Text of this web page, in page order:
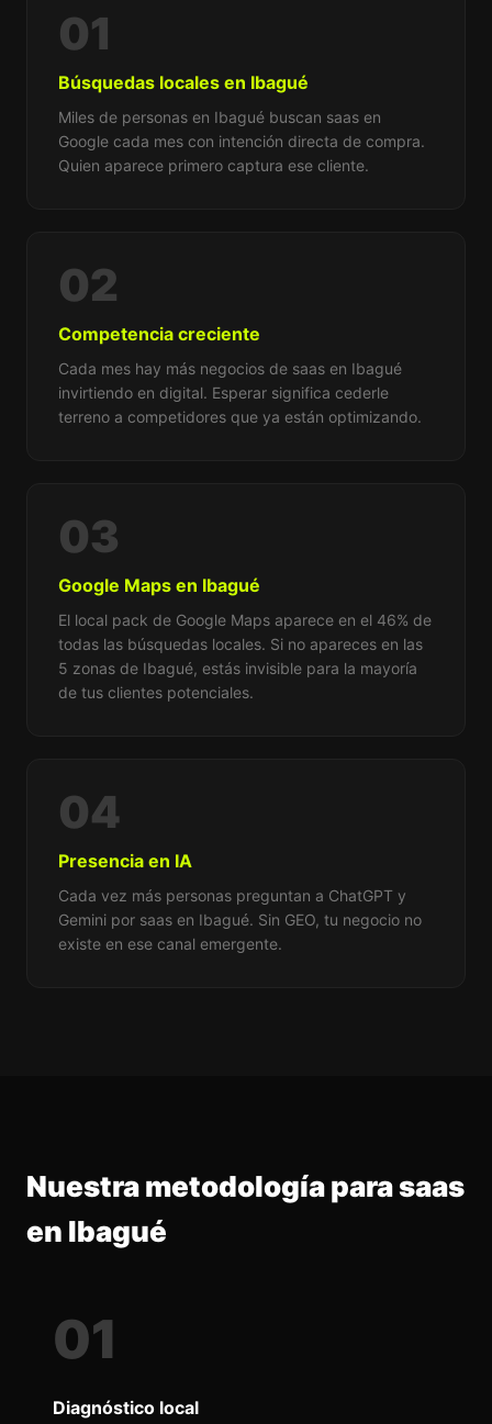
01
Búsquedas locales en Ibagué
Miles de personas en Ibagué buscan saas en
Google cada mes con intención directa de compra.
Quien aparece primero captura ese cliente.
02
Competencia creciente
Cada mes hay más negocios de saas en Ibagué
invirtiendo en digital. Esperar significa cederle
terreno a competidores que ya están optimizando.
03
Google Maps en Ibagué
El local pack de Google Maps aparece en el 46% de
todas las búsquedas locales. Si no apareces en las
5 zonas de Ibagué, estás invisible para la mayoría
de tus clientes potenciales.
04
Presencia en IA
Cada vez más personas preguntan a ChatGPT y
Gemini por saas en Ibagué. Sin GEO, tu negocio no
existe en ese canal emergente.
Nuestra metodología para saas
en Ibagué
01
Diagnóstico local